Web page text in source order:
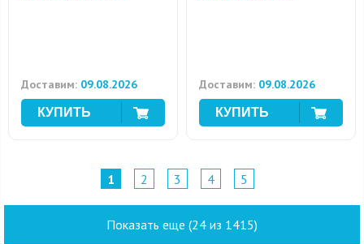
Доставим: 09.08.2026 Доставим: 09.08.2026
1 2 3 4 5
Показать еще (24 из 1415)